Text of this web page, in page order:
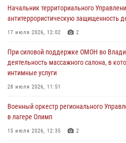
27 июля 2026, 16:43 2
Владимирские росгвардейцы
20 июля 2026, 06:33 4
Военнослужащий военного оркестра
Росвардии выступил на празднике
19 июля 2026, 11:17 7
Начальник территориального
Начальник территориального
антитеррористическую защищенность
17 июля 2026, 12:02 2
При силовой поддержке ОМОН во
деятельность массажного салона, в
интимные услуги
28 июля 2026, 11:51
Военный оркестр регионального
в лагере Олимп
15 июля 2026, 12:35 2